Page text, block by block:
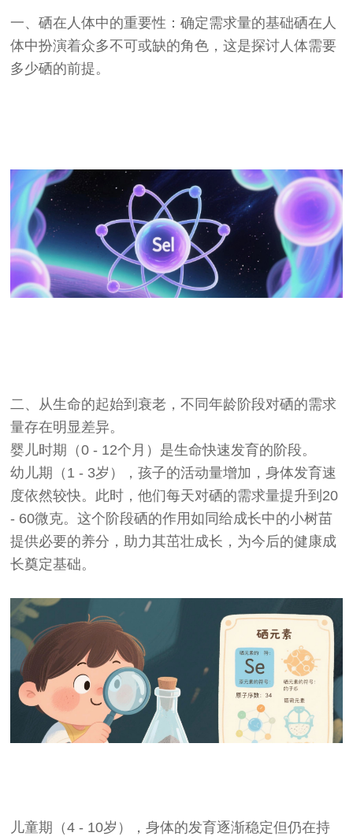
一、硒在人体中的重要性：确定需求量的基础硒在人
体中扮演着众多不可或缺的角色，这是探讨人体需要
多少硒的前提。
二、从生命的起始到衰老，不同年龄阶段对硒的需求
量存在明显差异。
婴儿时期（0 - 12个月）是生命快速发育的阶段。
幼儿期（1 - 3岁），孩子的活动量增加，身体发育速
度依然较快。此时，他们每天对硒的需求量提升到20
- 60微克。这个阶段硒的作用如同给成长中的小树苗
提供必要的养分，助力其茁壮成长，为今后的健康成
长奠定基础。
儿童期（4 - 10岁），身体的发育逐渐稳定但仍在持